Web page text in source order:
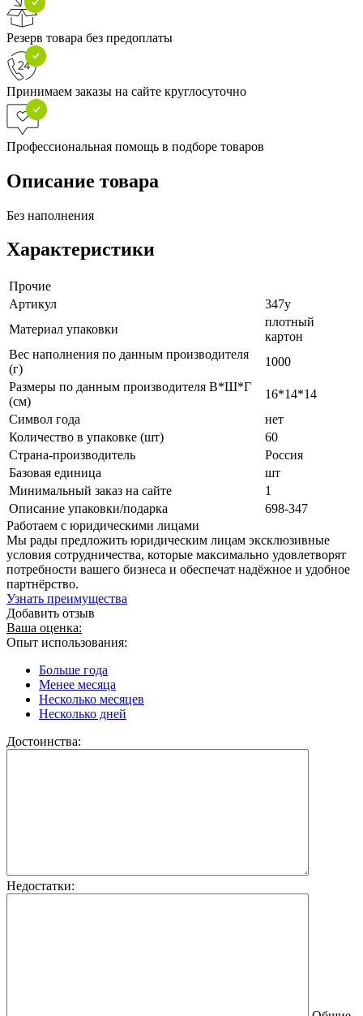
Резерв товара без предоплаты
Принимаем заказы на сайте круглосуточно
Профессиональная помощь в подборе товаров
Описание товара
Без наполнения
Характеристики
Прочие
Артикул
347у
Материал упаковки
плотный
картон
Вес наполнения по данным производителя
(г)
1000
Размеры по данным производителя В*Ш*Г
(см)
16*14*14
Символ года
нет
Количество в упаковке (шт)
60
Страна-производитель
Россия
Базовая единица
шт
Минимальный заказ на сайте
1
Описание упаковки/подарка
698-347
Работаем с юридическими лицами
Мы рады предложить юридическим лицам эксклюзивные
условия сотрудничества, которые максимально удовлетворят
потребности вашего бизнеса и обеспечат надёжное и удобное
партнёрство.
Узнать преимущества
Добавить отзыв
Ваша оценка:
Опыт использования:
Больше года
Менее месяца
Несколько месяцев
Несколько дней
Достоинства:
Недостатки: